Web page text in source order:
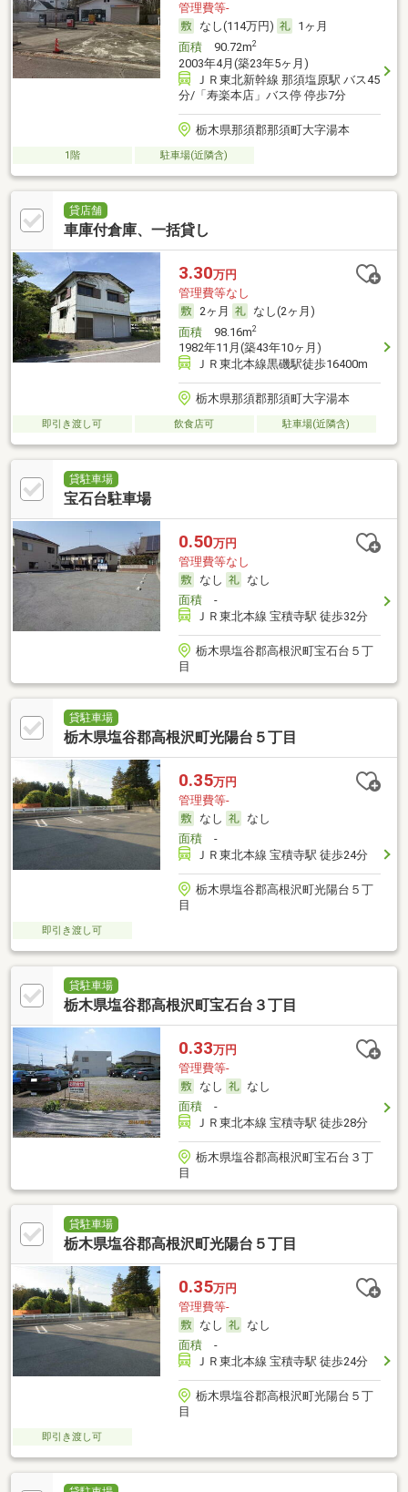
管理費等-
なし(114万円)
1ヶ月
面積90.72m2
2003年4月(築23年5ヶ月)
ＪＲ東北新幹線 那須塩原駅 バス45
分/「寿楽本店」バス停 停歩7分
栃木県那須郡那須町大字湯本
1階 駐車場(近隣含)
貸店舗
車庫付倉庫、一括貸し
3.30万円
管理費等なし
2ヶ月
なし(2ヶ月)
面積98.16m2
1982年11月(築43年10ヶ月)
ＪＲ東北本線黒磯駅徒歩16400m
栃木県那須郡那須町大字湯本
即引き渡し可 飲食店可 駐車場(近隣含)
貸駐車場
宝石台駐車場
0.50万円
管理費等なし
なし
なし
面積-
ＪＲ東北本線 宝積寺駅 徒歩32分
栃木県塩谷郡高根沢町宝石台５丁
目
貸駐車場
栃木県塩谷郡高根沢町光陽台５丁目
0.35万円
管理費等-
なし
なし
面積-
ＪＲ東北本線 宝積寺駅 徒歩24分
栃木県塩谷郡高根沢町光陽台５丁
目
即引き渡し可
貸駐車場
栃木県塩谷郡高根沢町宝石台３丁目
0.33万円
管理費等-
なし
なし
面積-
ＪＲ東北本線 宝積寺駅 徒歩28分
栃木県塩谷郡高根沢町宝石台３丁
目
貸駐車場
栃木県塩谷郡高根沢町光陽台５丁目
0.35万円
管理費等-
なし
なし
面積-
ＪＲ東北本線 宝積寺駅 徒歩24分
栃木県塩谷郡高根沢町光陽台５丁
目
即引き渡し可